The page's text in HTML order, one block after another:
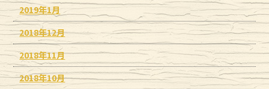
2019年1月
2018年12月
2018年11月
2018年10月